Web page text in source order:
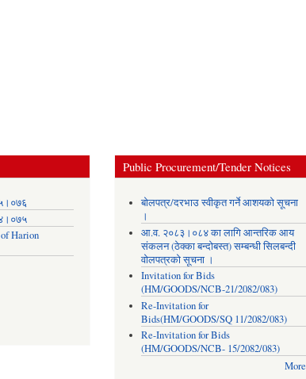
Harion
Public Procurement/Tender Notices
बोलपत्र/दरभाउ स्वीकृत गर्ने आशयको सूचना
।
आ.व. २०८३।०८४ का लागि आन्तरिक आय
संकलन (ठेक्का बन्दोबस्त) सम्बन्धी सिलबन्दी
वोलपत्रको सूचना ।
Invitation for Bids
(HM/GOODS/NCB-21/2082/083)
Re-Invitation for
Bids(HM/GOODS/SQ 11/2082/083)
Re-Invitation for Bids
(HM/GOODS/NCB- 15/2082/083)
More